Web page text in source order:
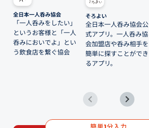
全日本一人呑み協会
「一人呑みをしたい」
というお客様と「一人
呑みにおいでよ」とい
う飲食店を繋ぐ協会
そろよい
全日本一人呑み協会公
式アプリ。一人呑み協
会加盟店や呑み相手を
簡単に探すことができ
るアプリ。